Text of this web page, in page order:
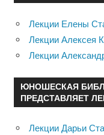
Лекции Елены
Лекции Алексея
Лекции
ЮНОШЕСКАЯ
ПРЕДСТАВЛЯЕТ
Лекции Дарьи